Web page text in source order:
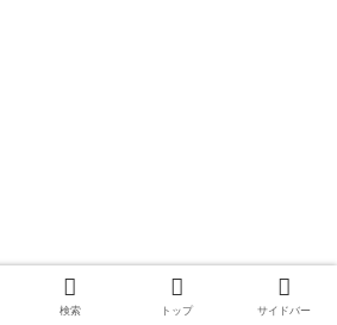
検索 トップ サイドバー